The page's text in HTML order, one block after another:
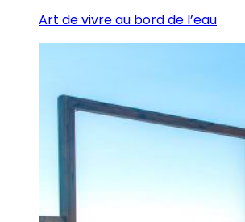
Art de vivre au bord de l’eau